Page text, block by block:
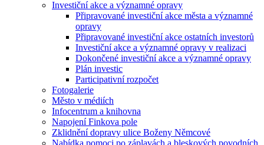
Investiční akce a významné opravy
Připravované investiční akce města a významné
opravy
Připravované investiční akce ostatních investorů
Investiční akce a významné opravy v realizaci
Dokončené investiční akce a významné opravy
Plán investic
Participativní rozpočet
Fotogalerie
Město v médiích
Infocentrum a knihovna
Napojení Finkova pole
Zklidnění dopravy ulice Boženy Němcové
Nabídka pomoci po záplavách a bleskových povodních